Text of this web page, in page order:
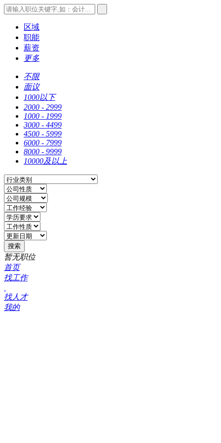
区域
职能
薪资
更多
不限
面议
1000以下
2000 - 2999
1000 - 1999
3000 - 4499
4500 - 5999
6000 - 7999
8000 - 9999
10000及以上
暂无职位
首页
找工作
找人才
我的